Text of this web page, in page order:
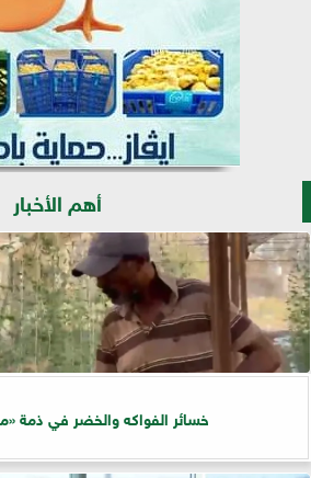
أهم الأخبار
خسائر الفواكه والخضر في ذمة